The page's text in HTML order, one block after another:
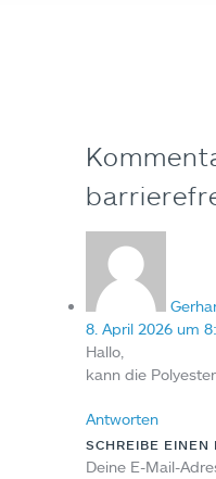
8. April 2026 um
Hallo,
kann die
Antworten
SCHREIBE EINEN
Deine E-Mail-